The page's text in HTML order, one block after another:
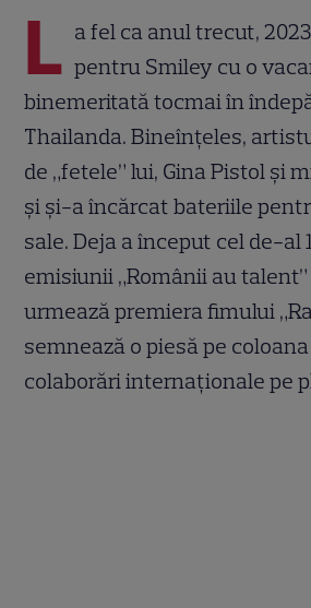
L a fel ca anul trecut,
pentru Smiley cu o
binemeritată tocmai în
Thailanda. Bineînțeles,
de „fetele” lui, Gina Pistol și
și și-a încărcat bateriile
sale. Deja a început cel de-al
emisiunii „Românii au talent”
urmează premiera fimului
semnează o piesă pe
colaborări internaționale pe